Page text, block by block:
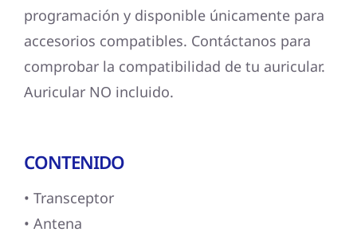
programación y disponible únicamente para
accesorios compatibles. Contáctanos para
comprobar la compatibilidad de tu auricular.
Auricular NO incluido.
CONTENIDO
• Transceptor
• Antena